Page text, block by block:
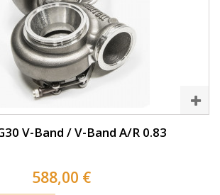
V-Band / V-Band A/R 0.83
588,00 €